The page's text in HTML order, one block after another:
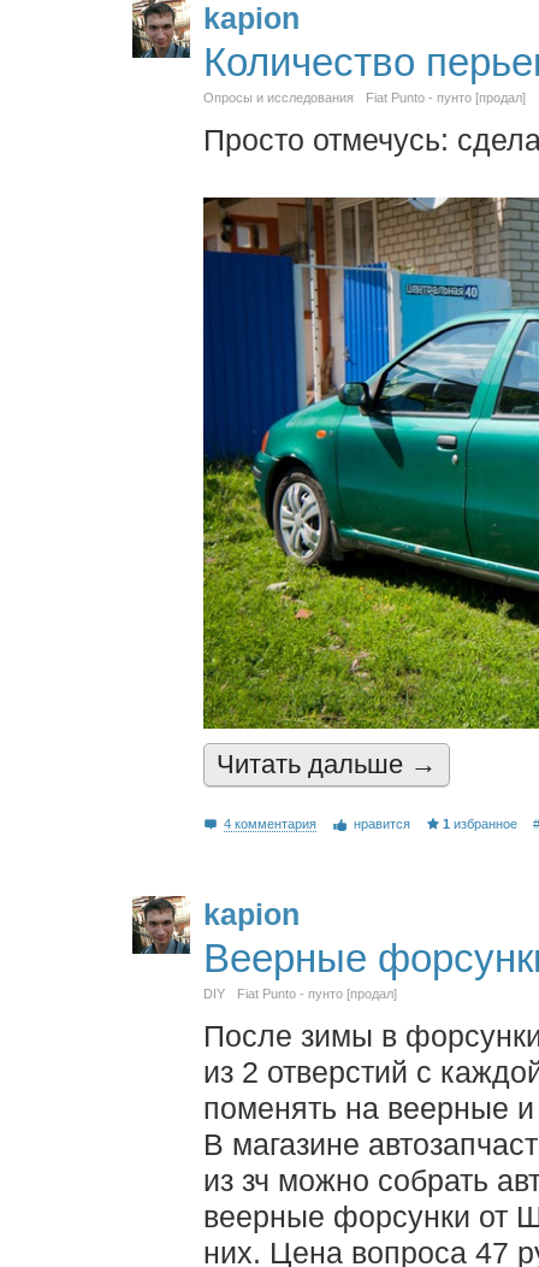
kapion
Количество
Опросы и исследования Fiat Punto - пунто [продал]
Просто отмечусь:
Читать дальшe →
4 комментария нравится 1 избранное
kapion
Веерные
DIY Fiat Punto - пунто [продал]
После зимы в
из 2 отверстий с
поменять на веерные
В магазине
из зч можно собрать
веерные форсунки от
них. Цена вопроса 47